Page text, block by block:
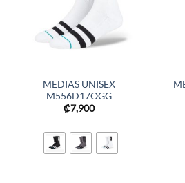
MEDIAS UNISEX
M556D17OGG
₡7,900